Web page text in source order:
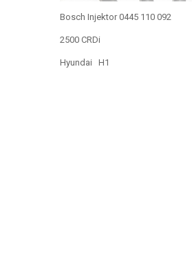
Bosch Injektor 0445 110 092
2500 CRDi
Hyundai H1